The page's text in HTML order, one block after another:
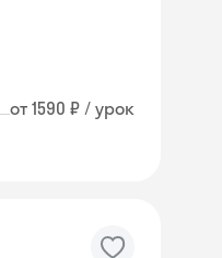
от 1590 ₽ / урок